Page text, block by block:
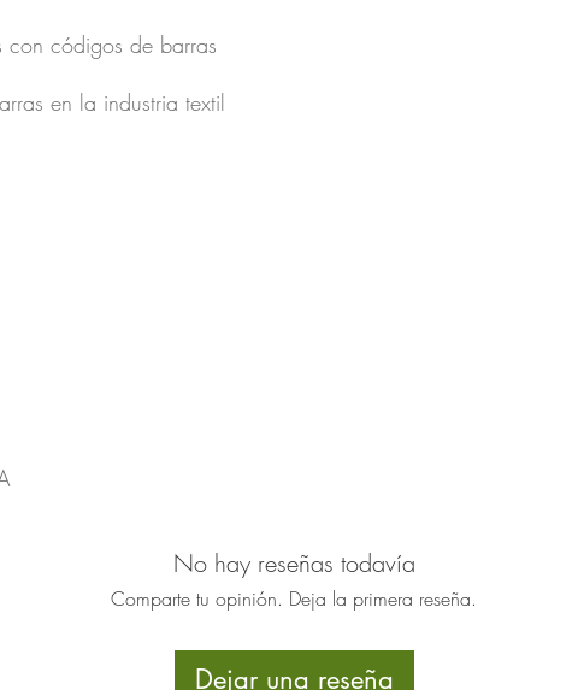
con códigos de barras
en la industria textil
No hay reseñas todavía
Comparte tu opinión. Deja la primera reseña.
Dejar una reseña